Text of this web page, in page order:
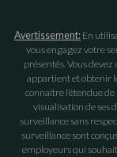
Avertissement: En
vous engagez votre
présentés. Vous
appartient et obtenir
connaitre l’étendue
visualisation de ses
surveillance sans
surveillance sont
employeurs qui